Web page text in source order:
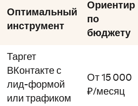
Оптимальный
инструмент
Ориентир
по
бюджету
Таргет
ВКонтакте с
лид-формой
или трафиком
От 15 000
₽/месяц